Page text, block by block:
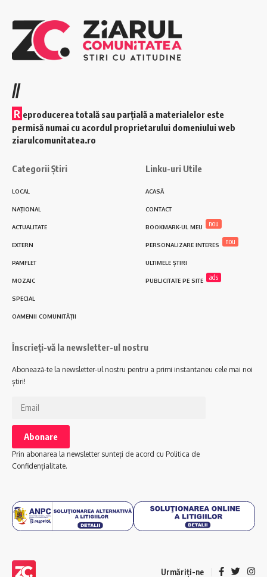
//
R eproducerea totală sau parțială a materialelor este
permisă numai cu acordul proprietarului domeniului web
ziarulcomunitatea.ro
Categorii Știri
LOCAL
NAȚIONAL
ACTUALITATE
EXTERN
PAMFLET
MOZAIC
SPECIAL
OAMENII COMUNITĂȚII
Linku-uri Utile
ACASĂ
CONTACT
BOOKMARK-UL MEU nou
PERSONALIZARE INTERES nou
ULTIMELE ȘTIRI
PUBLICITATE PE SITE ads
Înscrieți-vă la newsletter-ul nostru
Abonează-te la newsletter-ul nostru pentru a primi instantaneu cele mai noi
știri!
Prin abonarea la newsletter sunteți de acord cu Politica de
Confidențialitate.
Urmăriți-ne